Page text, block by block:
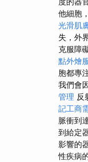
他細胞
光滑肌
失，外
克服障
點外燴
胞都專
我們會
管理 反
記工商
脈衝到
到給定
影響的
性疾病